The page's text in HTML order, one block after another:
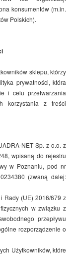
konsumentów (m.in.
Polskich).
sklepu, którzy
prywatności, która
i celu przetwarzania
korzystania z treści
NET Sp. z o.o. z
wpisaną do rejestru
w Poznaniu, pod nr
(zwaną dalej:
Rady (UE) 2016/679 z
w związku z
przepływu
rozporządzenie o
Użytkowników, które